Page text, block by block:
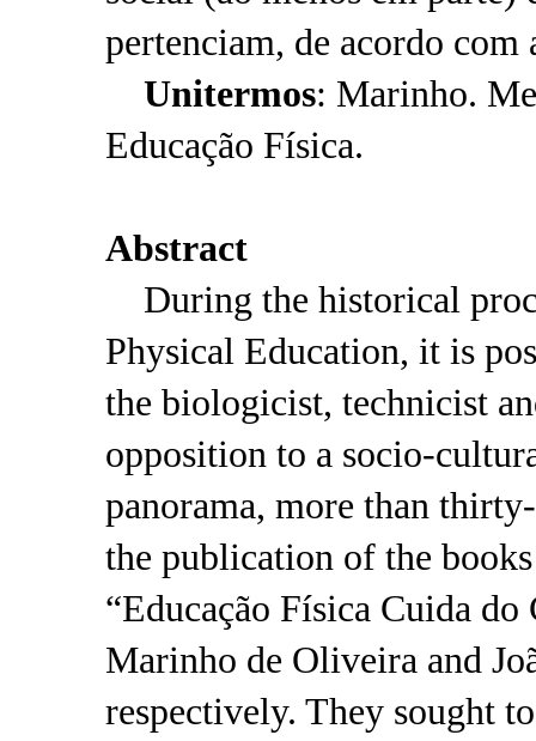
pertenciam, de acordo com
Unitermos: Marinho.
Educação Física.
Abstract
During the historical
Physical Education, it is
the biologicist, technicist
opposition to a socio-
panorama, more than
the publication of the
“Educação Física Cuida
Marinho de Oliveira and
respectively. They sought